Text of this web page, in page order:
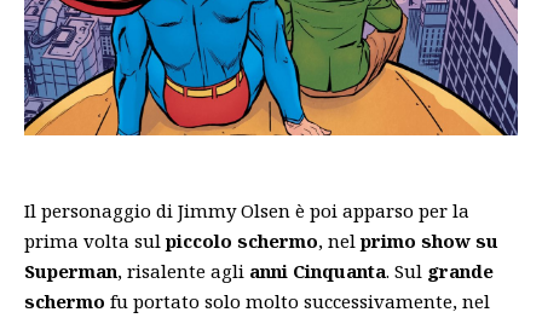
Il personaggio di Jimmy Olsen è poi apparso per la
prima volta sulpiccolo schermo, nelprimo show su
Superman, risalente agli anni Cinquanta. Sul grande
schermo fu portato solo molto successivamente, nel